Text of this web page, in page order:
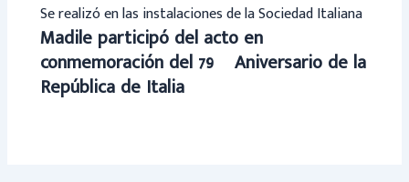
Se realizó en las instalaciones de la Sociedad Italiana
Madile participó del acto en
conmemoración del 79º Aniversario de la
República de Italia